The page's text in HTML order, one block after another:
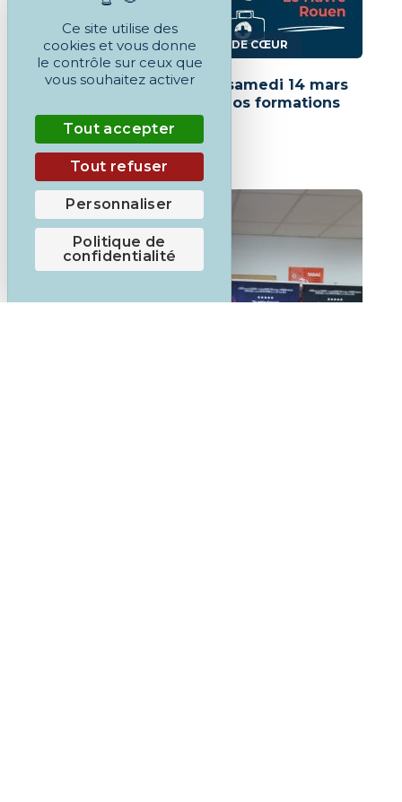
ACCOMPAGNEMENT , COUP DE CŒUR
Journée Portes Ouvertes samedi 14 mars
pour s’inscrire à l’une de nos formations
dans l’artisanat
EN SAVOIR PLUS
Ce site utilise des
cookies et vous donne
le contrôle sur ceux que
vous souhaitez activer
Tout accepter
Tout refuser
Personnaliser
Politique de
confidentialité